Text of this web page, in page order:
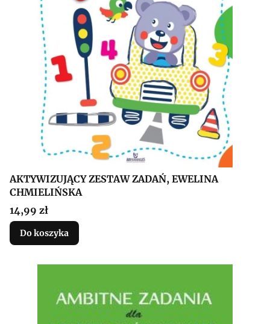
AKTYWIZUJĄCY ZESTAW ZADAŃ, EWELINA
CHMIELIŃSKA
Cena
14,99 zł
Do koszyka